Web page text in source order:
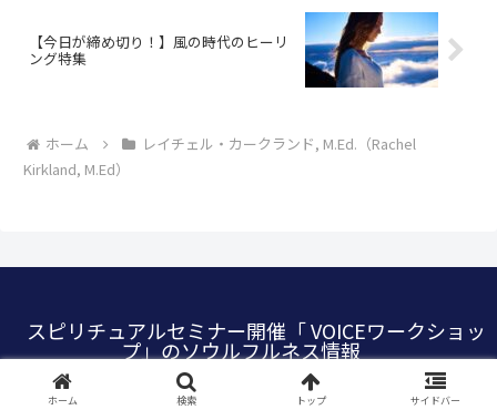
【今日が締め切り！】風の時代のヒーリ
ング特集
ホーム
レイチェル・カークランド, M.Ed.（Rachel
Kirkland, M.Ed）
スピリチュアルセミナー開催「 VOICEワークショッ
プ」のソウルフルネス情報
© 2022 VOICE WORKSHOP, Inc.
ホーム 検索 トップ サイドバー